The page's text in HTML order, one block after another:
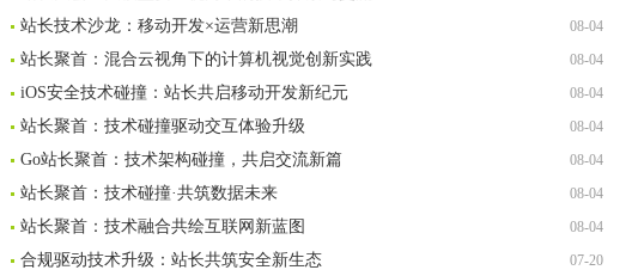
08-04
站长技术沙龙：移动开发×运营新思潮
08-04
站长聚首：混合云视角下的计算机视觉创新实践
08-04
iOS安全技术碰撞：站长共启移动开发新纪元
08-04
站长聚首：技术碰撞驱动交互体验升级
08-04
Go站长聚首：技术架构碰撞，共启交流新篇
08-04
站长聚首：技术碰撞·共筑数据未来
08-04
站长聚首：技术融合共绘互联网新蓝图
07-20
合规驱动技术升级：站长共筑安全新生态